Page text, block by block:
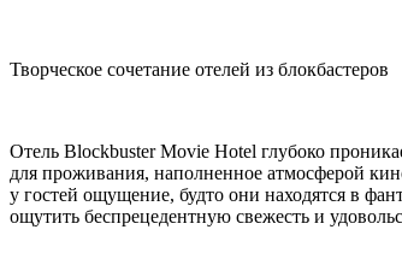
Творческое сочетание отелей из блокбастеров
Отель Blockbuster Movie Hotel глубоко
для проживания, наполненное атмосферой
у гостей ощущение, будто они находятся в
ощутить беспрецедентную свежесть и